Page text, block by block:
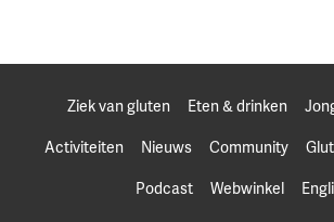
Ziek van gluten Eten & drinken
Activiteiten
Nieuws Community
Podcast
Webwinkel